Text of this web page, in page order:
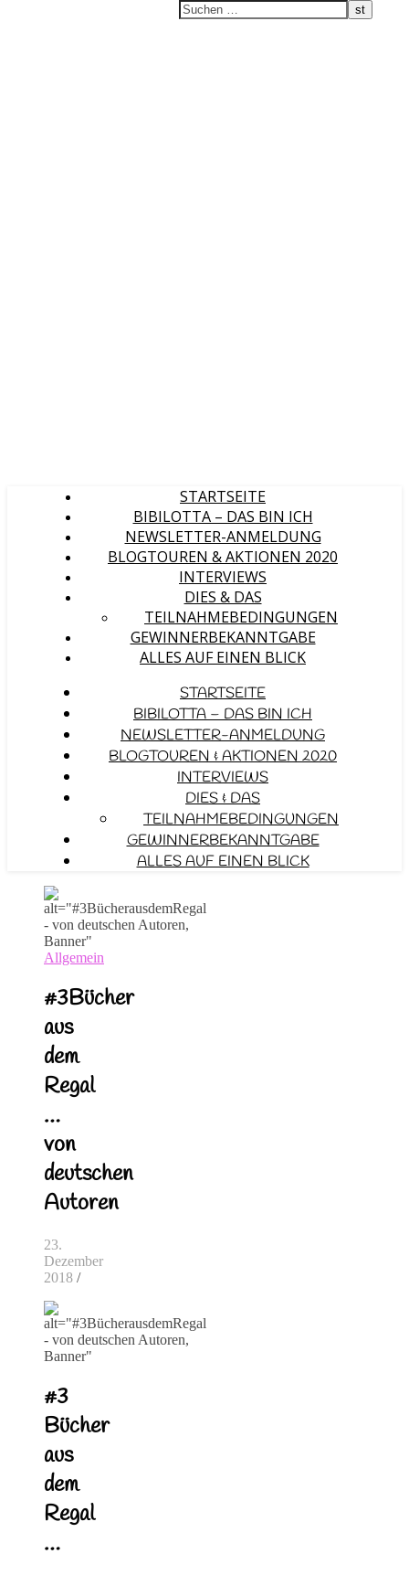
STARTSEITE
BIBILOTTA – DAS BIN ICH
NEWSLETTER-ANMELDUNG
BLOGTOUREN & AKTIONEN 2020
INTERVIEWS
DIES & DAS
TEILNAHMEBEDINGUNGEN
GEWINNERBEKANNTGABE
ALLES AUF EINEN BLICK
STARTSEITE
BIBILOTTA – DAS BIN ICH
NEWSLETTER-ANMELDUNG
BLOGTOUREN & AKTIONEN 2020
INTERVIEWS
DIES & DAS
TEILNAHMEBEDINGUNGEN
GEWINNERBEKANNTGABE
ALLES AUF EINEN BLICK
Allgemein
#3Bücher
aus
dem
Regal
…
von
deutschen
Autoren
23.
Dezember
2018 /
#3
Bücher
aus
dem
Regal
…